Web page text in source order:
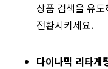
상품 검색을 유
전환시키세요.
다이나믹 리타게